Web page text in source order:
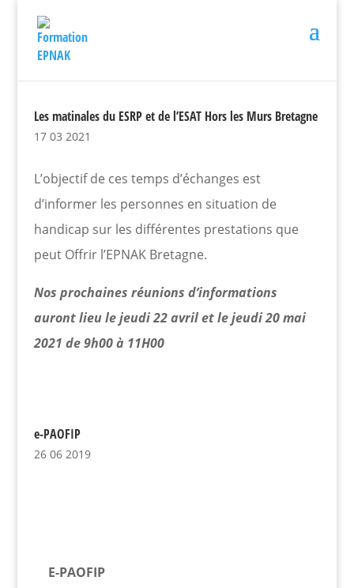
Les matinales du ESRP et de l’ESAT Hors les Murs Bretagne
17 03 2021
L’objectif de ces temps d’échanges est
d’informer les personnes en situation de
handicap sur les différentes prestations que
peut Offrir l’EPNAK Bretagne.
Nos prochaines réunions d’informations
auront lieu le jeudi 22 avril et le jeudi 20 mai
2021 de 9h00 à 11H00
e-PAOFIP
26 06 2019
E-PAOFIP